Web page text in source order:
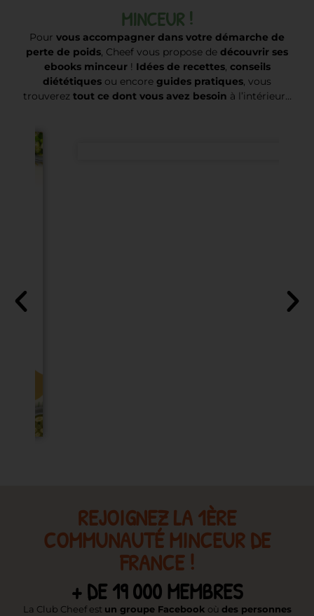
MINCEUR !
Pour vous accompagner dans votre démarche de
perte de poids, Cheef vous propose de découvrir ses
ebooks minceur! Idées de recettes, conseils
diététiques ou encore guides pratiques, vous
trouverez tout ce dont vous avez besoin à l’intérieur…
REJOIGNEZ LA 1ÈRE
COMMUNAUTÉ MINCEUR DE
FRANCE !
+ DE 19 000 MEMBRES
La Club Cheef est un groupe Facebook où des personnes